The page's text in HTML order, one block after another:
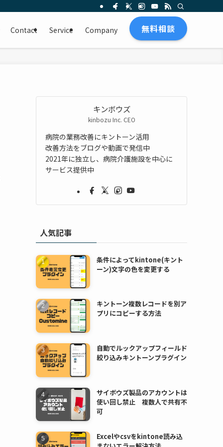
Contact Service Company 無料相談
キンボウズ
kinbozu Inc. CEO
病院の業務改善にキントーン活用
改善方法をブログや動画で発信中
2021年に独立し、病院介護施設を中心に
サービス提供中
人気記事
条件によってkintone(キント
ーン)文字の色を変更する
キントーン複数レコードを別ア
プリにコピーする方法
自動でルックアップフィールド
絞り込みキントーンプラグイン
サイボウズ製品のアカウントは
使い回し禁止 複数人で共有不
可
Excelやcsvをkintone読み込